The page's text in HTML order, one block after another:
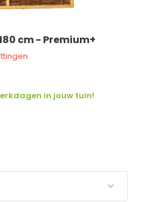
cm - Premium+
in jouw tuin!